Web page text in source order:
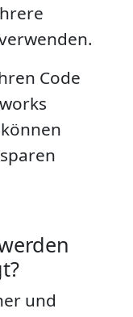
Code
und